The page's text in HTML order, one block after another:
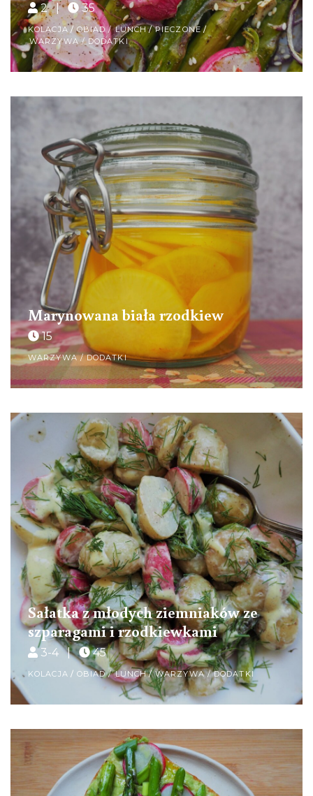
2 | 35
KOLACJA/ OBIAD / LUNCH/PIECZONE/
WARZYWA / DODATKI
Marynowana biała rzodkiew
15
WARZYWA / DODATKI
Sałatka z młodych ziemniaków ze
szparagami i rzodkiewkami
3-4 | 45
KOLACJA / OBIAD / LUNCH/WARZYWA / DODATKI